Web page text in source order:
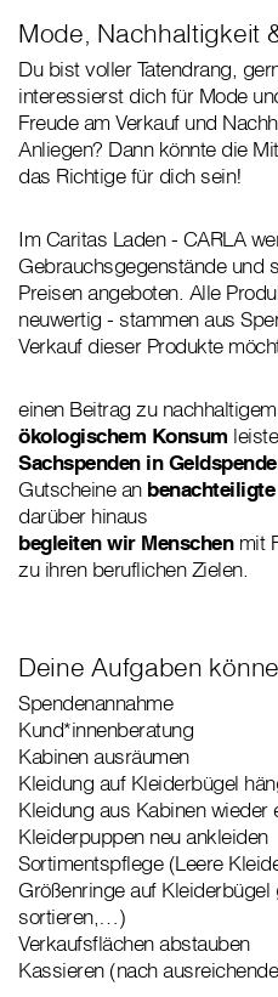
Mode, Nachhaltigkeit
Du bist voller Tatendrang,
interessierst dich für Mode
Freude am Verkauf und
Anliegen? Dann könnte die
das Richtige für dich sein!
Im Caritas Laden - CARLA
Gebrauchsgegenstände und
Preisen angeboten. Alle
neuwertig - stammen aus
Verkauf dieser Produkte
einen Beitrag zu
ökologischem Konsum
Sachspenden in
Gutscheine an
darüber hinaus
begleiten wir Menschenmit
zu ihren beruflichen Zielen.
Deine Aufgaben
Spendenannahme
Kund*innenberatung
Kabinen ausräumen
Kleidung auf Kleiderbügel
Kleidung aus Kabinen wieder
Kleiderpuppen neu ankleiden
Sortimentspflege (Leere
Größenringe auf
sortieren,…)
Verkaufsflächen abstauben
Kassieren (nach